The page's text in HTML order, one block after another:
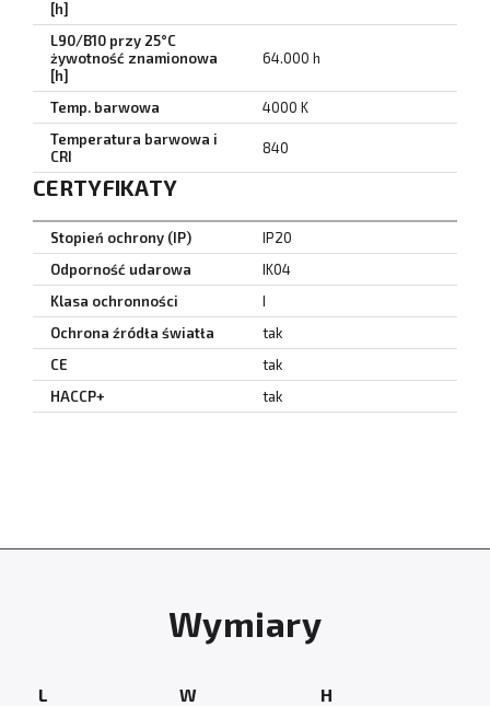
[h]
L90/B10 przy 25°C
żywotność znamionowa
[h]
64.000 h
Temp. barwowa
4000 K
Temperatura barwowa i
CRI
840
CERTYFIKATY
Stopień ochrony (IP)
IP20
Odporność udarowa
IK04
Klasa ochronności
I
Ochrona źródła światła
tak
CE
tak
HACCP+
tak
Wymiary
L W
H